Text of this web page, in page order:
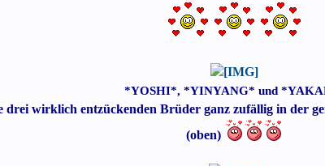
*YOSHI*, *YINYANG* und
drei wirklich entzückenden Brüder ganz zufällig in der
(oben)